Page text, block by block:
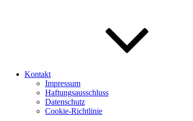
Kontakt
Impressum
Haftungsausschluss
Datenschutz
Cookie-Richtlinie